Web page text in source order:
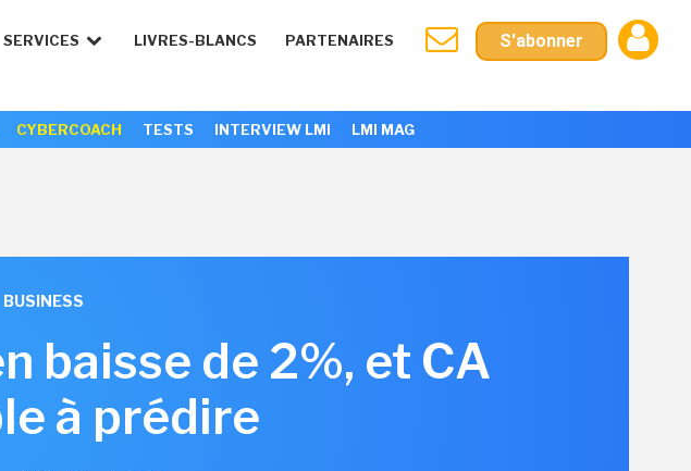
SERVICES LIVRES-BLANCS PARTENAIRES S'abonner
CYBERCOACH TESTS INTERVIEW LMI LMI MAG
BUSINESS
baisse de 2%, et CA
à prédire